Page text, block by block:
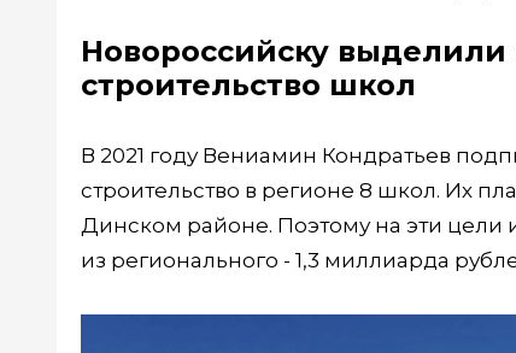
Новороссийску
строительство школ
В 2021 году Вениамин Кондратьев
строительство в регионе 8 школ. Их
Динском районе. Поэтому на эти цели
из регионального - 1,3 миллиарда